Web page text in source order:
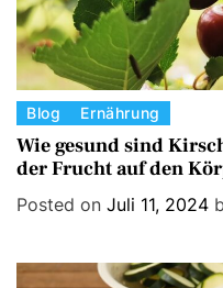
C
a
t
e
Blog Ernährung
Wie gesund sind
der Frucht auf den
Posted on Juli 11, 2024